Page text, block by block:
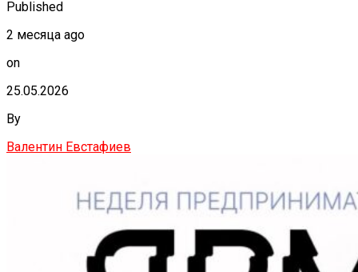
Published
2 месяца ago
on
25.05.2026
By
Валентин Евстафиев